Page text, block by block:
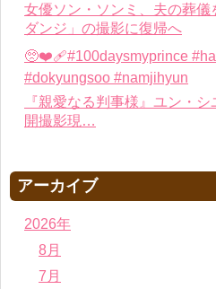
女優ソン・ソンミ、夫の葬儀
ダンジ」の撮影に復帰へ
🥺❤️‍🩹#100daysmyprince
#dokyungsoo #namjihyun
『親愛なる判事様』ユン・
開撮影現…
アーカイブ
2026年
8月
7月